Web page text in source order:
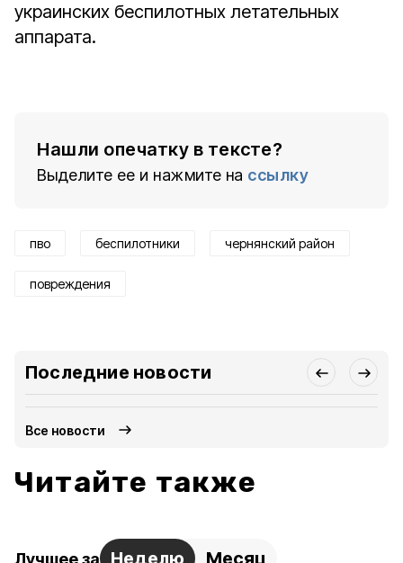
украинских беспилотных летательных
аппарата.
Нашли опечатку в тексте?
Выделите ее и нажмите на ссылку
пво беспилотники чернянский район
повреждения
Последние новости
Все новости
Читайте также
Лучшее за Неделю Месяц